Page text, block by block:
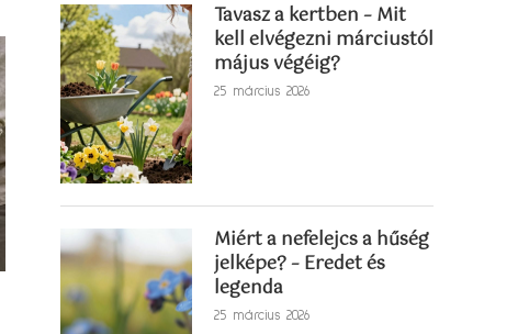
Tavasz a kertben – Mit
kell elvégezni márciustól
május végéig?
25 március 2026
Miért a nefelejcs a hűség
jelképe? – Eredet és
legenda
25 március 2026